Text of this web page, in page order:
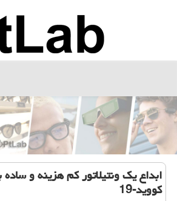
ابداع یك ونتیلاتور كم هزینه و ساده
كووید-19